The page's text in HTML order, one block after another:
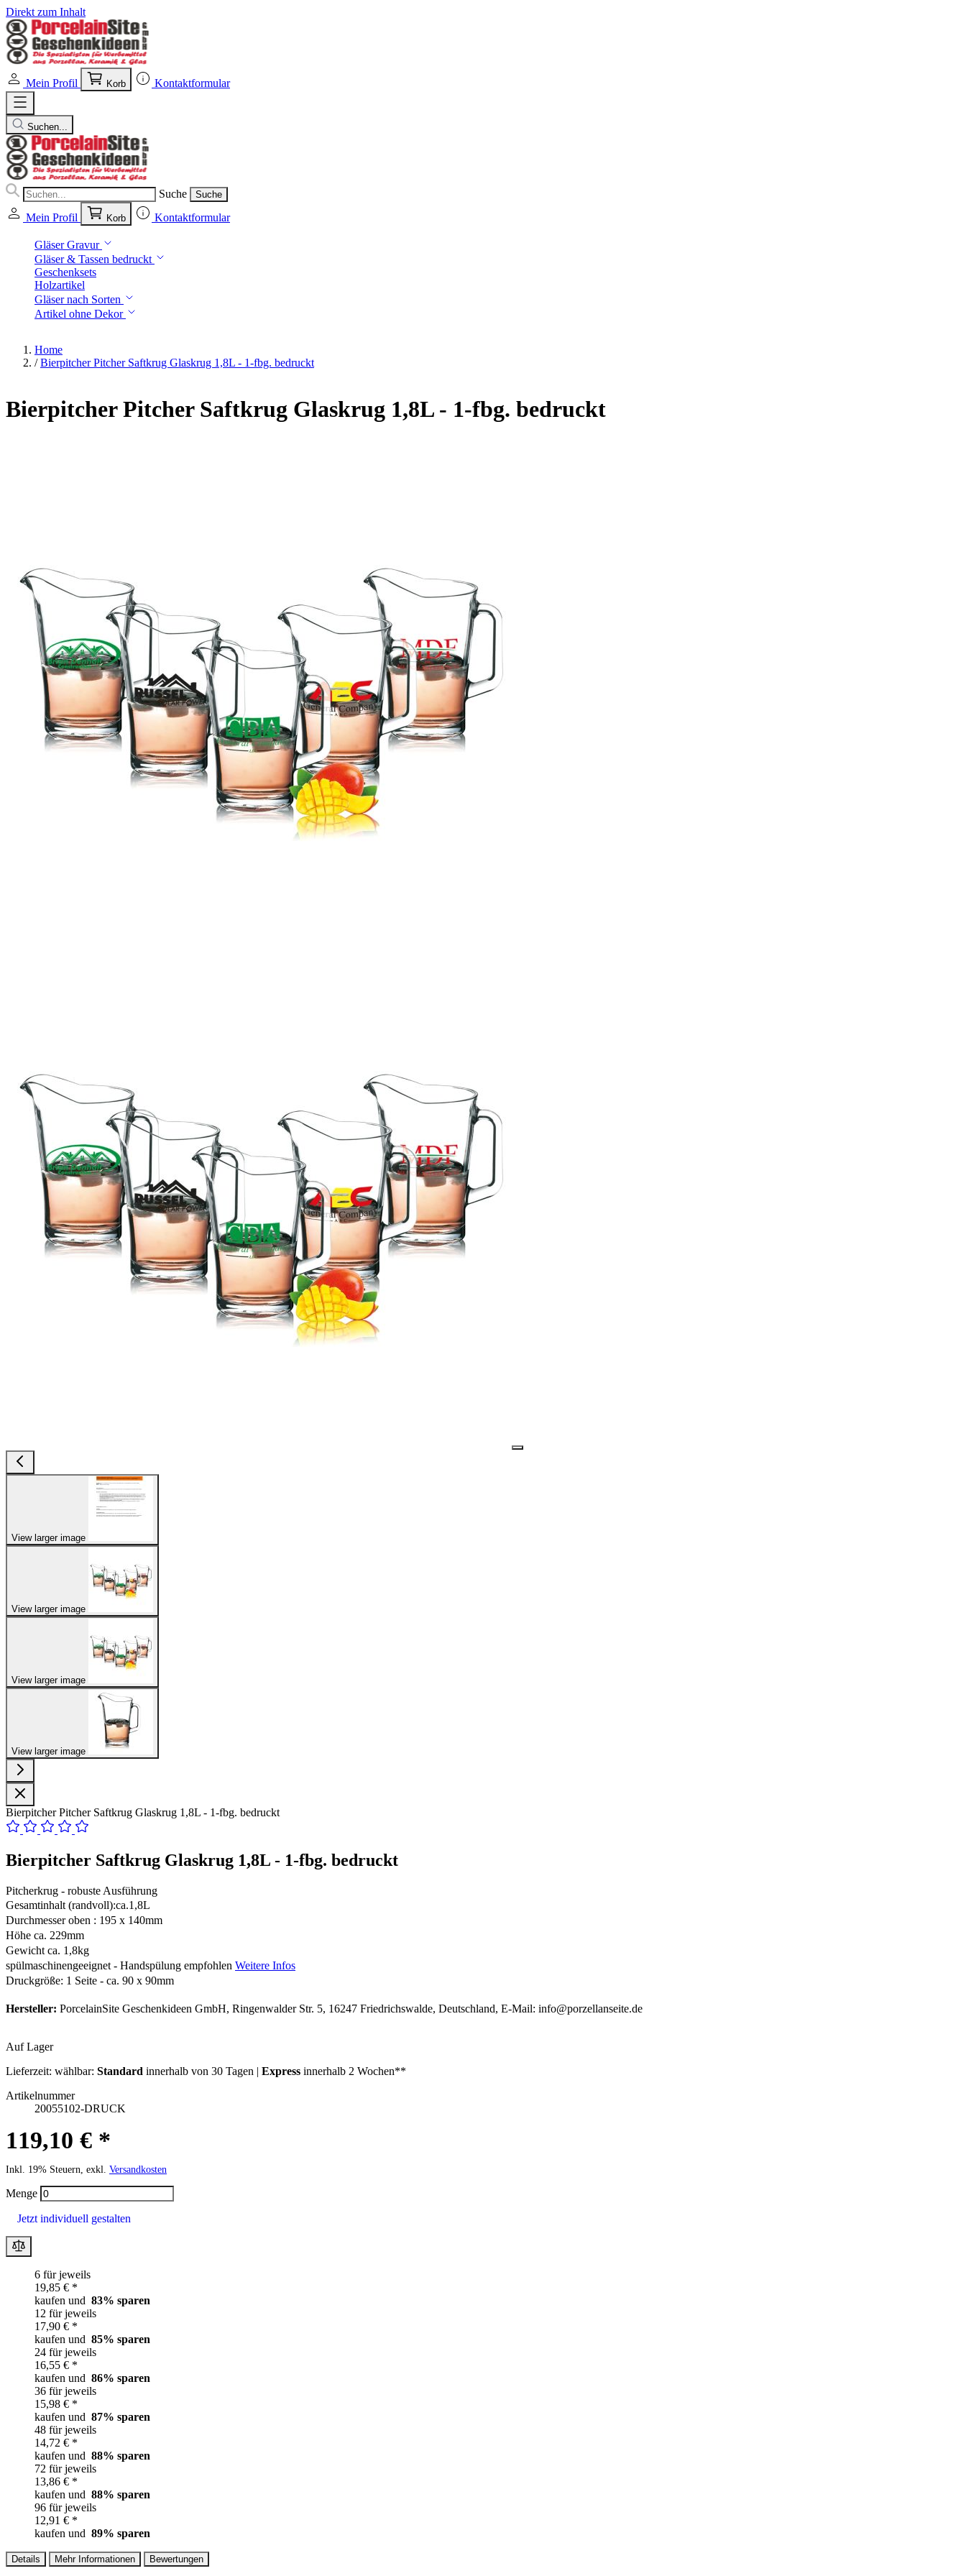
Direkt zum Inhalt
Mein Profil Korb Kontaktformular
Suchen...
Suche Suche
Mein Profil Korb Kontaktformular
Gläser Gravur
Gläser & Tassen bedruckt
Geschenksets
Holzartikel
Gläser nach Sorten
Artikel ohne Dekor
Home
/ Bierpitcher Pitcher Saftkrug Glaskrug 1,8L - 1-fbg. bedruckt
Bierpitcher Pitcher Saftkrug Glaskrug 1,8L - 1-fbg. bedruckt
View larger image
View larger image
View larger image
View larger image
Bierpitcher Pitcher Saftkrug Glaskrug 1,8L - 1-fbg. bedruckt
Bierpitcher Saftkrug Glaskrug 1,8L - 1-fbg. bedruckt
Pitcherkrug - robuste Ausführung
Gesamtinhalt (randvoll):ca.1,8L
Durchmesser oben : 195 x 140mm
Höhe ca. 229mm
Gewicht ca. 1,8kg
spülmaschinengeeignet - Handspülung empfohlen Weitere Infos
Druckgröße: 1 Seite - ca. 90 x 90mm
Hersteller: PorcelainSite Geschenkideen GmbH, Ringenwalder Str. 5, 16247 Friedrichswalde, Deutschland, E-Mail: info@porzellanseite.de
Auf Lager
Lieferzeit: wählbar: Standard innerhalb von 30 Tagen | Express innerhalb 2 Wochen**
Artikelnummer
20055102-DRUCK
119,10 € *
Inkl. 19% Steuern, exkl. Versandkosten
Menge
Jetzt individuell gestalten
6 für jeweils
19,85 € *
kaufen und 83% sparen
12 für jeweils
17,90 € *
kaufen und 85% sparen
24 für jeweils
16,55 € *
kaufen und 86% sparen
36 für jeweils
15,98 € *
kaufen und 87% sparen
48 für jeweils
14,72 € *
kaufen und 88% sparen
72 für jeweils
13,86 € *
kaufen und 88% sparen
96 für jeweils
12,91 € *
kaufen und 89% sparen
Details Mehr Informationen Bewertungen